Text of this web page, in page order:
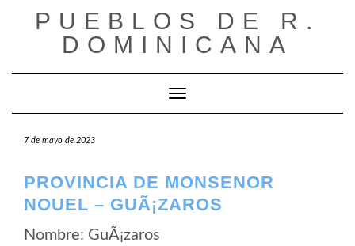
PUEBLOS DE R.
DOMINICANA
Cambiar modo de navegación
7 de mayo de 2023
PROVINCIA DE MONSENOR
NOUEL – GUÃ¡ZAROS
Nombre: GuÃ¡zaros